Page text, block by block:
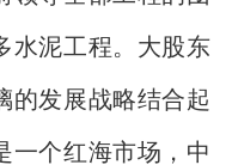
水泥工程。大股东
的发展战略结合起
一个红海市场，中